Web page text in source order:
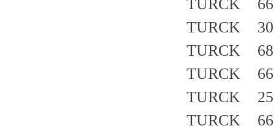
TURCK
TURCK
TURCK
TURCK
TURCK
TURCK